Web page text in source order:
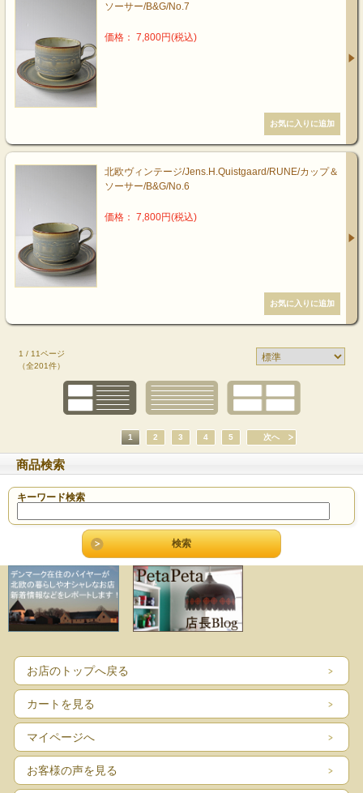
ソーサー/B&G/No.7
価格： 7,800円(税込)
北欧ヴィンテージ/Jens.H.Quistgaard/RUNE/カップ＆
ソーサー/B&G/No.6
価格： 7,800円(税込)
1 / 11ページ
（全201件）
1 2 3 4 5 次へ
商品検索
キーワード検索
お店のトップへ戻る
カートを見る
マイページへ
お客様の声を見る